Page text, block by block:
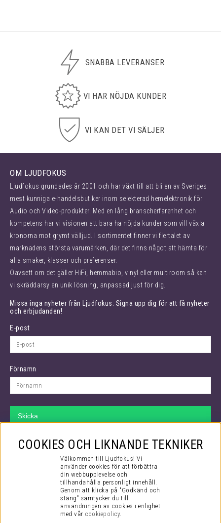
SNABBA LEVERANSER
VI HAR NÖJDA KUNDER
VI KAN DET VI SÄLJER
OM LJUDFOKUS
Ljudfokus grundades år 2001 och har växt till att bli en av Sveriges
mest kunniga e-handelsbutiker inom selekterad hemelektronik för
Audio och Video-produkter. Med en lång branscherfarenhet och
kompetens har vi visionen att bara ha nöjda kunder som vill växla
kronorna mot grymt välljud. I sortimentet finner vi flertalet av
marknadens största varumärken, där det finns något att hämta för
alla smaker, klasser och preferenser.
Oavsett om det gäller HiFi, hemmabio, vinyl eller multiroom så kan
vi skräddarsy en unik lösning, anpassad just för dig.
Missa inga nyheter från Ljudfokus. Signa upp dig för att få nyheter
och erbjudanden!
E-post
Förnamn
Skicka
VÅR SUPPORT
ditt köp och efter. Även efter att du checkat ut i kassan så fortsätter
Via mail kommer du i kontakt med vår kompetenta kundtjänst som
mer än gärna hjälper dig med alla dina frågor, stora som små!
COOKIES OCH LIKNANDE TEKNIKER
Välkommen till Ljudfokus! Vi
använder cookies för att förbättra
din webbupplevelse och
tillhandahålla personligt innehåll.
Genom att klicka på "Godkänd och
stäng" samtycker du till
användningen av cookies i enlighet
med vår cookiepolicy.